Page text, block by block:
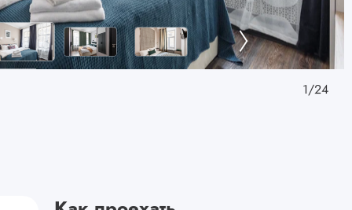
1/24